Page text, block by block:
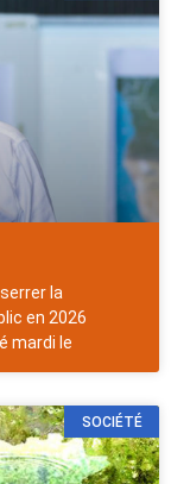
la
en 2026
mardi le
SOCIÉTÉ